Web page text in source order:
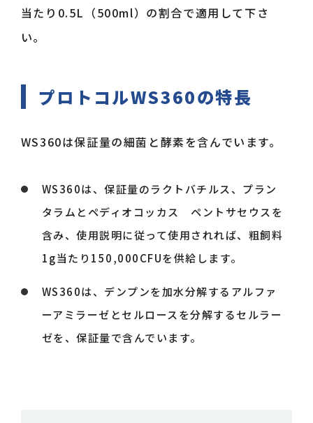
当たり0.5L（500ml）の割合で適用して下さ
い。
プロトコルWS360の特長
WS360は保証量の細菌と酵素を含んでいます。
WS360は、保証量のラクトバチルス、プラン
タラムとペディオコッカス ペントサセウスを
含み、使用説明に従って使用されれば、粗飼料
1g当たり150,000CFUを供給します。
WS360は、デンプンを加水分解するアルファ
ーアミラーゼとセルロースを分解するセルラー
ゼを、保証量で含んでいます。